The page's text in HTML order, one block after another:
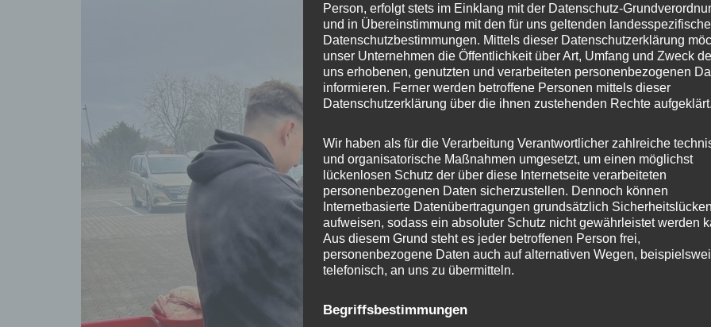
Person, erfolgt stets im Einklang mit der Datenschutz-
und in Übereinstimmung mit den für uns geltenden
Datenschutzbestimmungen. Mittels dieser Datenschutzerklärung
unser Unternehmen die Öffentlichkeit über Art, Umfang und Zweck
uns erhobenen, genutzten und verarbeiteten personenbezogenen
informieren. Ferner werden betroffene Personen mittels dieser
Datenschutzerklärung über die ihnen zustehenden Rechte aufgeklärt.
Wir haben als für die Verarbeitung Verantwortlicher zahlreiche
und organisatorische Maßnahmen umgesetzt, um einen möglichst
lückenlosen Schutz der über diese Internetseite verarbeiteten
personenbezogenen Daten sicherzustellen. Dennoch können
Internetbasierte Datenübertragungen grundsätzlich Sicherheitslücken
aufweisen, sodass ein absoluter Schutz nicht gewährleistet werden
Aus diesem Grund steht es jeder betroffenen Person frei,
personenbezogene Daten auch auf alternativen Wegen,
telefonisch, an uns zu übermitteln.
Begriffsbestimmungen